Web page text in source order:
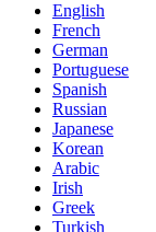
English
French
German
Portuguese
Spanish
Russian
Japanese
Korean
Arabic
Irish
Greek
Turkish